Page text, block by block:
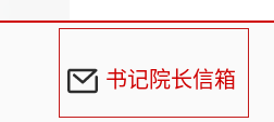
书记院长信箱